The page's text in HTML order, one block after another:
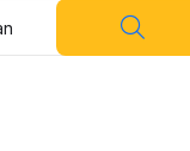
13 128 GB